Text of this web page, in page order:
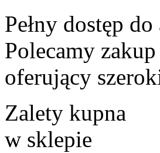
Pełny dostęp
Polecamy
oferujący
Zalety kupna
w sklepie